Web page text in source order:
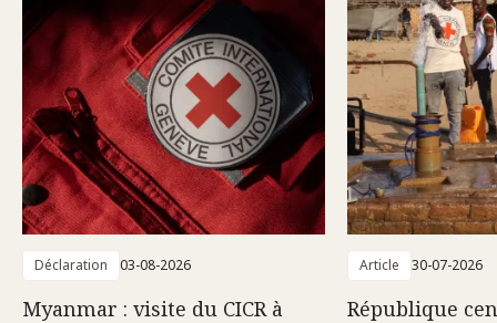
Déclaration 03-08-2026
Myanmar : visite du CICR à
Article 30-07-2026
République